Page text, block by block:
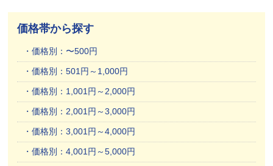
価格帯から探す
価格別：〜500円
価格別：501円～1,000円
価格別：1,001円～2,000円
価格別：2,001円～3,000円
価格別：3,001円～4,000円
価格別：4,001円～5,000円